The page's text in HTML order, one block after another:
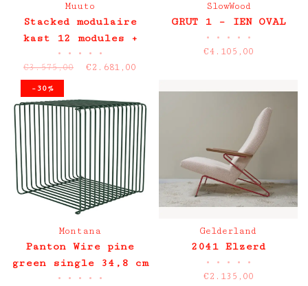
Muuto
Stacked modulaire
kast 12 modules +
plint showroommodel
• • • • •
€3.575,00 €2.681,00
SlowWood
GRUT 1 – IEN OVAL
• • • • •
€4.105,00
-30%
Montana
Panton Wire pine
green single 34,8 cm
depth showroommodel
• • • • •
Gelderland
2041 Elzerd
• • • • •
€2.135,00